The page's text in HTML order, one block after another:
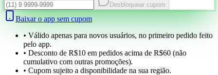
Desbloquear cupom
Baixar o app sem cupom
• Válido apenas para novos usuários, no primeiro pedido feito
pelo app.
• Desconto de R$10 em pedidos acima de R$60 (não
cumulativo com outras promoções).
• Cupom sujeito a disponibilidade na sua região.